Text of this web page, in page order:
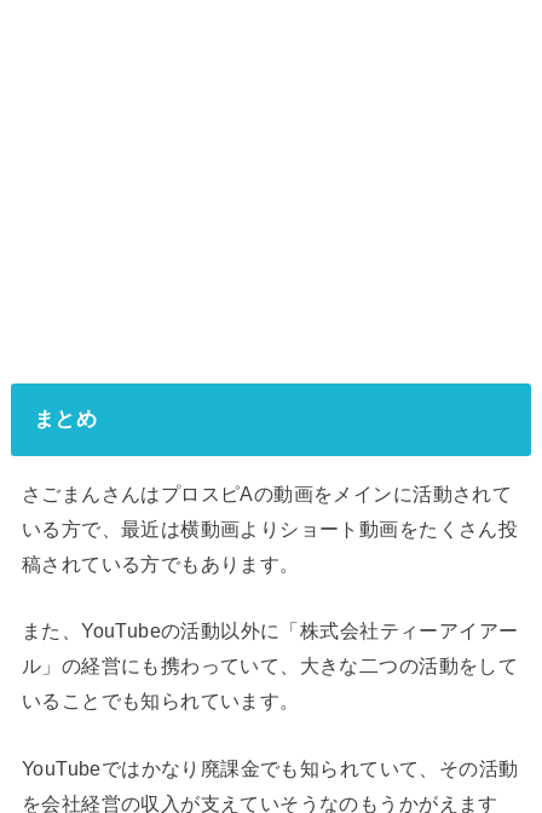
まとめ
さごまんさんはプロスピAの動画をメインに活動されて
いる方で、最近は横動画よりショート動画をたくさん投
稿されている方でもあります。
また、YouTubeの活動以外に「株式会社ティーアイアー
ル」の経営にも携わっていて、大きな二つの活動をして
いることでも知られています。
YouTubeではかなり廃課金でも知られていて、その活動
を会社経営の収入が支えていそうなのもうかがえます